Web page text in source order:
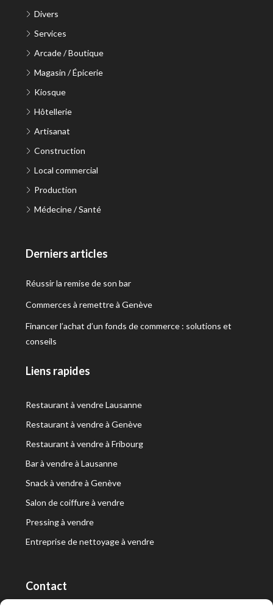
Divers
Services
Arcade / Boutique
Magasin / Épicerie
Kiosque
Hôtellerie
Artisanat
Construction
Local commercial
Production
Médecine / Santé
Derniers articles
Réussir la remise de son bar
Commerces à remettre à Genève
Financer l’achat d’un fonds de commerce : solutions et
conseils
Liens rapides
Restaurant à vendre Lausanne
Restaurant à vendre à Genève
Restaurant à vendre à Fribourg
Bar à vendre à Lausanne
Snack à vendre à Genève
Salon de coiffure à vendre
Pressing à vendre
Entreprise de nettoyage à vendre
Contact